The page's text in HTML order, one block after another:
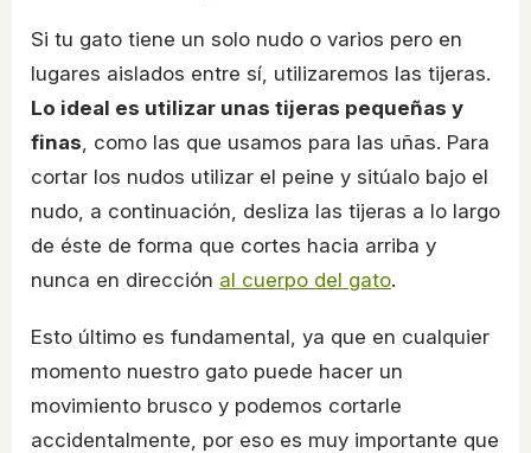
Si tu gato tiene un solo nudo o varios pero en
lugares aislados entre sí, utilizaremos las tijeras.
Lo ideal es utilizar unas tijeras pequeñas y
finas , como las que usamos para las uñas. Para
cortar los nudos utilizar el peine y sitúalo bajo el
nudo, a continuación, desliza las tijeras a lo largo
de éste de forma que cortes hacia arriba y
nunca en dirección al cuerpo del gato.
Esto último es fundamental, ya que en cualquier
momento nuestro gato puede hacer un
movimiento brusco y podemos cortarle
accidentalmente, por eso es muy importante que